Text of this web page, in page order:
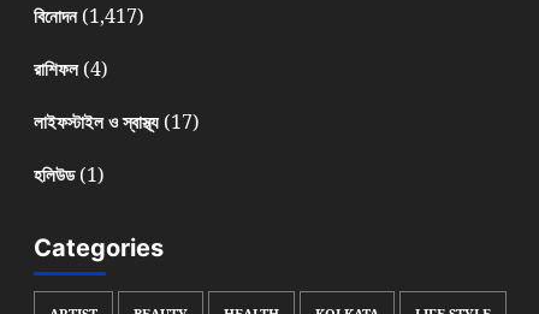
বিনোদন(1,417)
রাশিফল(4)
লাইফস্টাইল ও স্বাস্থ্য(17)
হলিউড(1)
Categories